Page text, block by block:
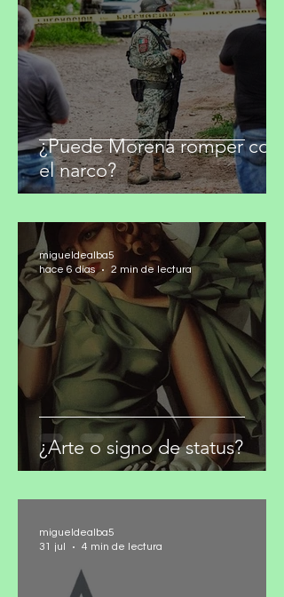
¿Conexión mortal?
¿Puede Morena romper con
el narco?
migueldealba5
hace 4 días
4 min de lectura
¿Arte o signo de status?
migueldealba5
hace 6 días
2 min de lectura